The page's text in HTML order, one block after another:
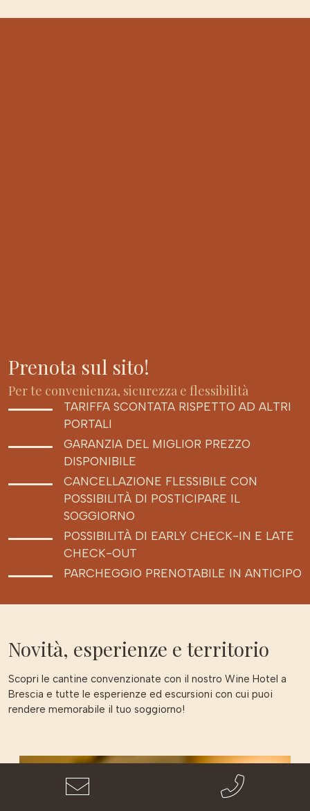
Prenota sul sito!
Per te convenienza, sicurezza e flessibilità
TARIFFA SCONTATA RISPETTO AD ALTRI
PORTALI
GARANZIA DEL MIGLIOR PREZZO
DISPONIBILE
CANCELLAZIONE FLESSIBILE CON
POSSIBILITÀ DI POSTICIPARE IL
SOGGIORNO
POSSIBILITÀ DI EARLY CHECK-IN E LATE
CHECK-OUT
PARCHEGGIO PRENOTABILE IN ANTICIPO
Novità, esperienze e territorio
Scopri le cantine convenzionate con il nostro Wine Hotel a
Brescia e tutte le esperienze ed escursioni con cui puoi
rendere memorabile il tuo soggiorno!